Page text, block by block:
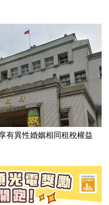
有異性婚姻相同租稅權益